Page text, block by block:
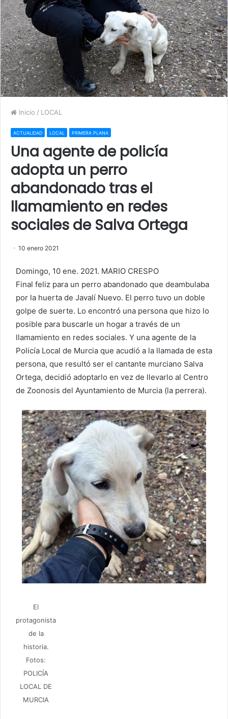
Inicio / LOCAL
ACTUALIDAD LOCAL PRIMERA PLANA
Una agente de policía
adopta un perro
abandonado tras el
llamamiento en redes
sociales de Salva Ortega
10 enero 2021
Domingo, 10 ene. 2021. MARIO CRESPO
Final feliz para un perro abandonado que deambulaba
por la huerta de Javalí Nuevo. El perro tuvo un doble
golpe de suerte. Lo encontró una persona que hizo lo
posible para buscarle un hogar a través de un
llamamiento en redes sociales. Y una agente de la
Policía Local de Murcia que acudió a la llamada de esta
persona, que resultó ser el cantante murciano Salva
Ortega, decidió adoptarlo en vez de llevarlo al Centro
de Zoonosis del Ayuntamiento de Murcia (la perrera).
El
protagonista
de la
historia.
Fotos:
POLICÍA
LOCAL DE
MURCIA